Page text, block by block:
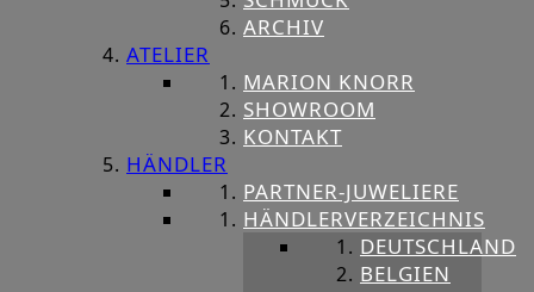
ARCHIV
ATELIER
MARION KNORR
SHOWROOM
KONTAKT
HÄNDLER
PARTNER-JUWELIERE
HÄNDLERVERZEICHNIS
DEUTSCHLAND
BELGIEN